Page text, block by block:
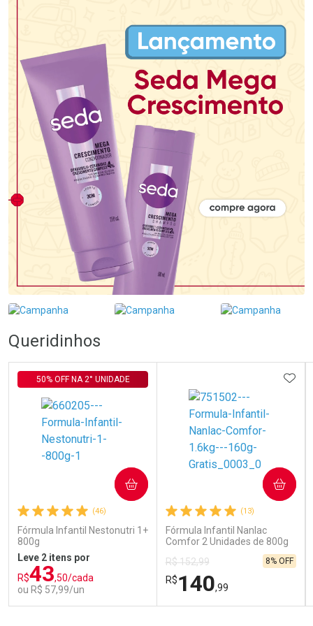
Queridinhos
(46)
Fórmula Infantil Nestonutri 1+
800g
50% OFF NA 2° UNIDADE
Leve 2 itens por
R$43,50/cada
ou R$ 57,99/un
COMPRAR
(13)
Fórmula Infantil Nanlac
Comfor 2 Unidades de 800g
R$ 152,99
R$140,99
8% OFF
COMPRAR